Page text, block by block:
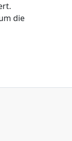
die